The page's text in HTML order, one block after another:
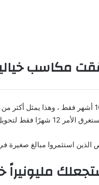
مكاسب
الذين استثمروا مبالغ
مليونيراً